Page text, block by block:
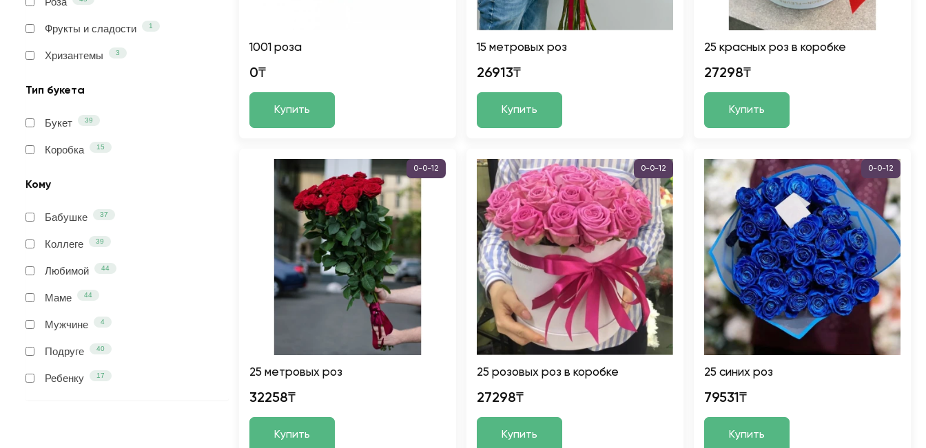
Фрукты и сладости 1
Хризантемы 3
Тип букета
Букет 39
Коробка 15
Кому
Бабушке 37
Коллеге 39
Любимой 44
Маме 44
Мужчине 4
Подруге 40
Ребенку 17
1001 роза
0₸
Купить
15 метровых роз
26913₸
Купить
25 красных роз в коробке
27298₸
Купить
0-0-12
25 метровых роз
32258₸
Купить
0-0-12
25 розовых роз в коробке
27298₸
Купить
0-0-12
25 синих роз
79531₸
Купить